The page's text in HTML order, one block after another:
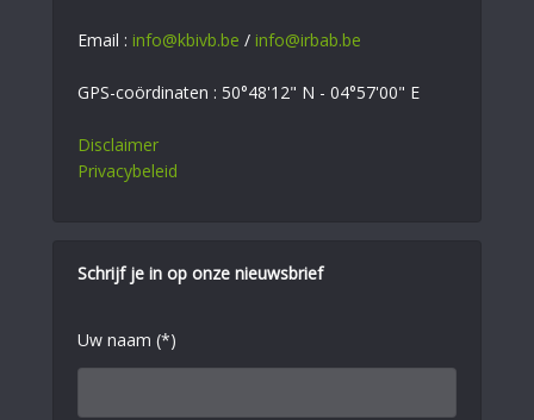
Email : info@kbivb.be / info@irbab.be
GPS-coördinaten : 50°48'12" N - 04°57'00" E
Disclaimer
Privacybeleid
Schrijf je in op onze nieuwsbrief
Uw naam (*)